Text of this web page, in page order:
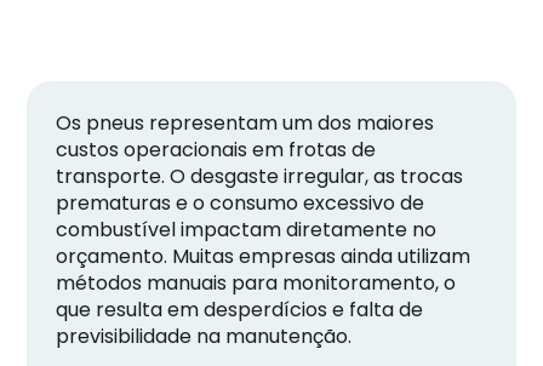
Os pneus representam um dos maiores
custos operacionais em frotas de
transporte. O desgaste irregular, as trocas
prematuras e o consumo excessivo de
combustível impactam diretamente no
orçamento. Muitas empresas ainda utilizam
métodos manuais para monitoramento, o
que resulta em desperdícios e falta de
previsibilidade na manutenção.